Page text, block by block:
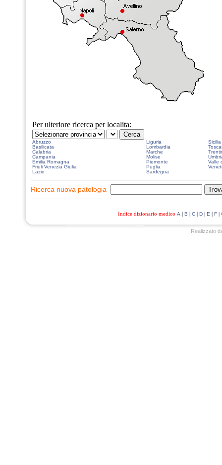
Per ulteriore ricerca per localita:
Abruzzo Liguria
Sicilia
Basilicata
Lombardia
Calabria
Marche
Campania
Molise
Emilia Romagna
Piemonte
Valle
Friuli Venezia Giulia
Puglia
Lazio
Sardegna
Ricerca nuova patologia
Indice dizionario medico A | B | C | D | E | F |
Realizzato